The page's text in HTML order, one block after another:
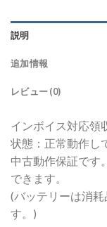
説明
追加情報
レビュー (0)
インボイス対応領
状態：正常動作し
中古動作保証です
できます。
(バッテリーは消
す。)